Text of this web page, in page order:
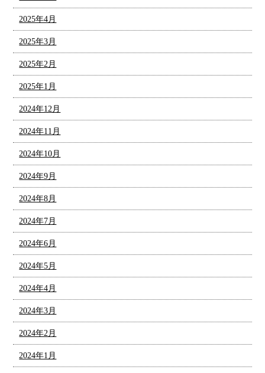
2025年4月
2025年3月
2025年2月
2025年1月
2024年12月
2024年11月
2024年10月
2024年9月
2024年8月
2024年7月
2024年6月
2024年5月
2024年4月
2024年3月
2024年2月
2024年1月